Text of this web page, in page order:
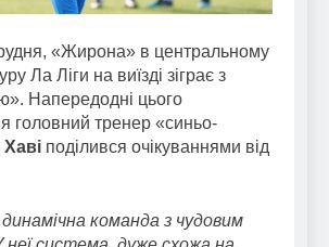
«Жирона» в центральному
Ла Ліги на виїзді зіграє з
Напередодні цього
головний тренер «синьо-
Хаві поділився очікуваннями від
команда з чудовим